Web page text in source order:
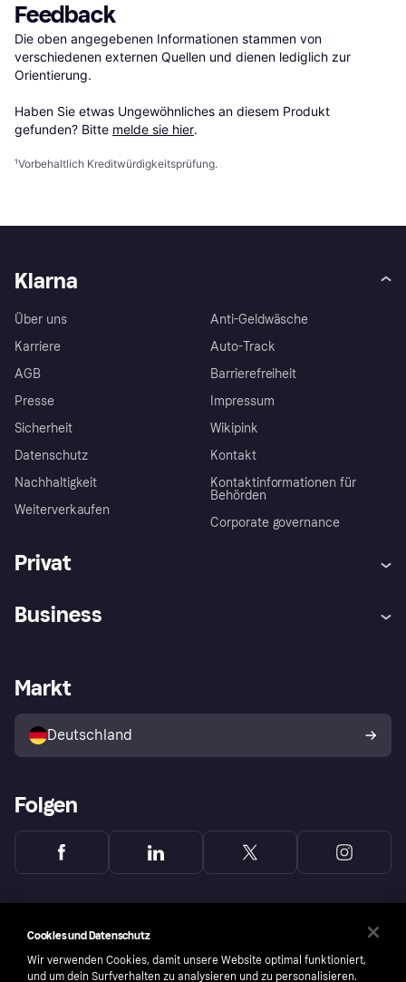
Feedback
Die oben angegebenen Informationen stammen von
verschiedenen externen Quellen und dienen lediglich zur
Orientierung.
Haben Sie etwas Ungewöhnliches an diesem Produkt
gefunden? Bitte melde sie hier.
¹Vorbehaltlich Kreditwürdigkeitsprüfung.
Klarna
Über uns
Karriere
AGB
Presse
Sicherheit
Datenschutz
Nachhaltigkeit
Weiterverkaufen
Anti-Geldwäsche
Auto-Track
Barrierefreiheit
Impressum
Wikipink
Kontakt
Kontaktinformationen für
Behörden
Corporate governance
Privat
Klarna App
Shops entdecken
Käuferschutzrichtlinie
Dein Widerrufsrecht
Business
Händlerportal
Markt
Deutschland
Folgen
Cookies und Datenschutz
Wir verwenden Cookies, damit unsere Website optimal funktioniert,
und um dein Surfverhalten zu analysieren und zu personalisieren.